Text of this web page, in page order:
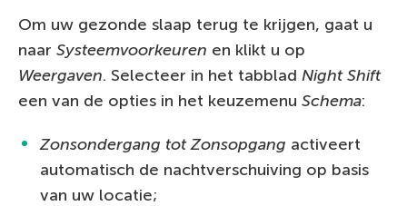
Om uw gezonde slaap terug te krijgen, gaat u
naar Systeemvoorkeuren en klikt u op
Weergaven. Selecteer in het tabblad Night Shift
een van de opties in het keuzemenu Schema:
Zonsondergang tot Zonsopgang activeert
automatisch de nachtverschuiving op basis
van uw locatie;